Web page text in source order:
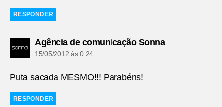
RESPONDER
Agência de comunicação Sonnadiz:
15/05/2012 às 0:24
Puta sacada MESMO!!! Parabéns!
RESPONDER